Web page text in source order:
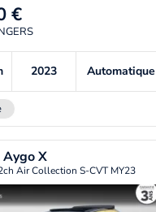
€
2023 Automatique
Aygo X
Air Collection S-CVT MY23